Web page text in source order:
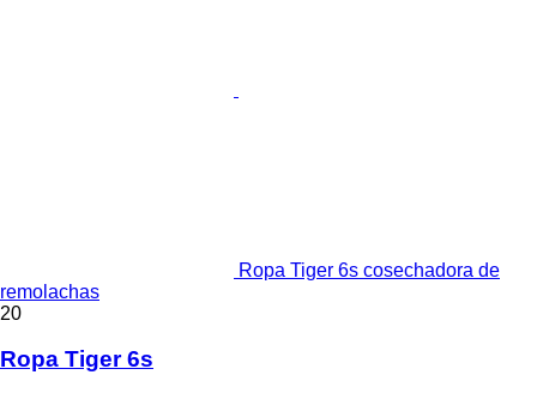
Ropa Tiger 6s cosechadora de
remolachas
20
Ropa Tiger 6s